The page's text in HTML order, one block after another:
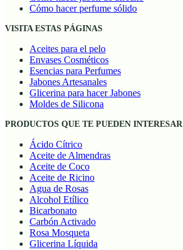
Cómo hacer perfume sólido
VISITA ESTAS PÁGINAS
Aceites para el pelo
Envases Cosméticos
Esencias para Perfumes
Jabones Artesanales
Glicerina para hacer Jabones
Moldes de Silicona
PRODUCTOS QUE TE PUEDEN INTERESAR
Ácido Cítrico
Aceite de Almendras
Aceite de Coco
Aceite de Ricino
Agua de Rosas
Alcohol Etílico
Bicarbonato
Carbón Activado
Rosa Mosqueta
Glicerina Líquida